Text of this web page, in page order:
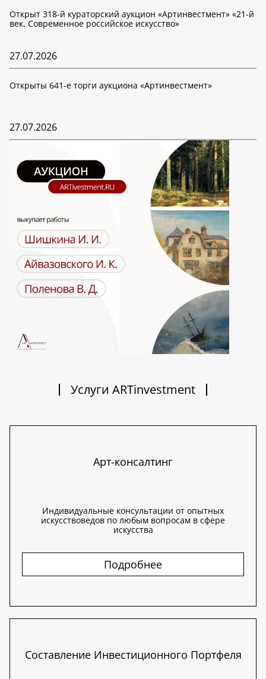
Открыт 318-й кураторский аукцион «Артинвестмент» «21-й
век. Современное российское искусство»
27.07.2026
Открыты 641-е торги аукциона «Артинвестмент»
27.07.2026
Услуги ARTinvestment
Арт-консалтинг
Индивидуальные консультации от опытных
искусствоведов по любым вопросам в сфере
искусства
Подробнее
Составление Инвестиционного Портфеля